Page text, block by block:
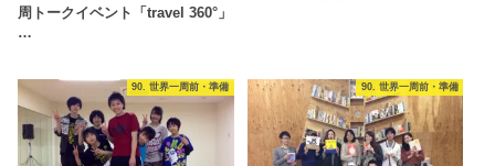
周トークイベント「travel 360°」
…
90. 世界一周前・準備 90. 世界一周前・準備